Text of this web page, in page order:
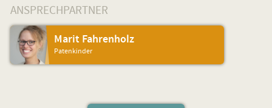
ANSPRECHPARTNER
Marit Fahrenholz
Patenkinder